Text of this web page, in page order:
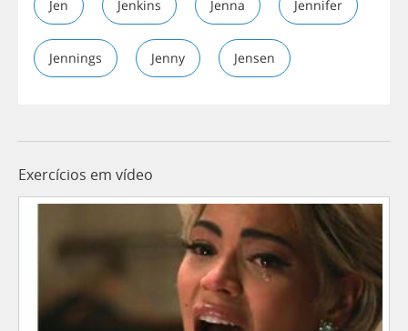
Jen Jenkins Jenna Jennifer
Jennings Jenny Jensen
Exercícios em vídeo